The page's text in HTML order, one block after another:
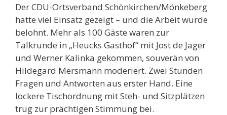
Der CDU-Ortsverband Schönkirchen/Mönkeberg
hatte viel Einsatz gezeigt – und die Arbeit wurde
belohnt. Mehr als 100 Gäste waren zur
Talkrunde in „Heucks Gasthof“ mit Jost de Jager
und Werner Kalinka gekommen, souverän von
Hildegard Mersmann moderiert. Zwei Stunden
Fragen und Antworten aus erster Hand. Eine
lockere Tischordnung mit Steh- und Sitzplätzen
trug zur prächtigen Stimmung bei.